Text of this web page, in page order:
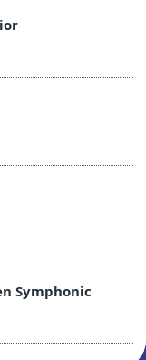
Symphonic